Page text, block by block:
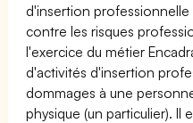
d'insertion
contre les risques
l'exercice du métier
d'activités d'insertion
dommages à une
physique (un particulier). Il